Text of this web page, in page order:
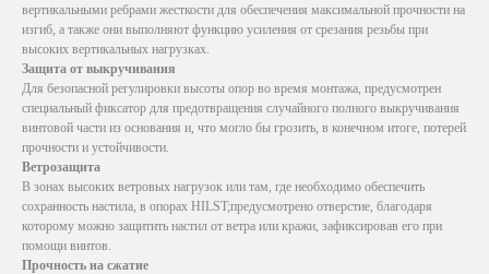
вертикальными ребрами жесткости для обеспечения максимальной прочности на
изгиб, а также они выполняют функцию усиления от срезания резьбы при
высоких вертикальных нагрузках.
Защита от выкручивания
Для безопасной регулировки высоты опор во время монтажа, предусмотрен
специальный фиксатор для предотвращения случайного полного выкручивания
винтовой части из основания и, что могло бы грозить, в конечном итоге, потерей
прочности и устойчивости.
Ветрозащита
В зонах высоких ветровых нагрузок или там, где необходимо обеспечить
сохранность настила, в опорах HILST;предусмотрено отверстие, благодаря
которому можно защитить настил от ветра или кражи, зафиксировав его при
помощи винтов.
Прочность на сжатие